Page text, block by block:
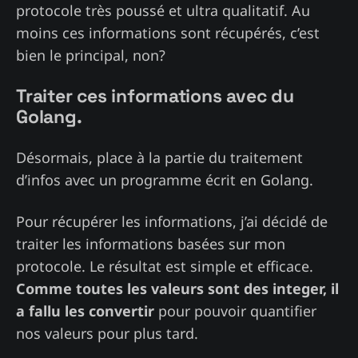
protocole très poussé et ultra qualitatif. Au
moins ces informations sont récupérés, c’est
bien le principal, non?
Traiter ces informations avec du
Golang.
Désormais, place à la partie du traitement
d’infos avec un programme écrit en Golang.
Pour récupérer les informations, j’ai décidé de
traiter les informations basées sur mon
protocole. Le résultat est simple et efficace.
Comme toutes les valeurs sont des integer, il
a fallu les convertir pour pouvoir quantifier
nos valeurs pour plus tard.